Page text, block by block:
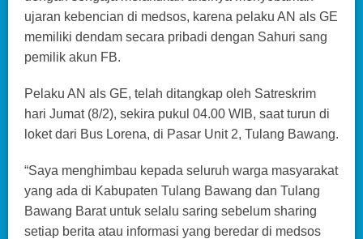
ujaran kebencian di medsos, karena pelaku AN als GE
memiliki dendam secara pribadi dengan Sahuri sang
pemilik akun FB.
Pelaku AN als GE, telah ditangkap oleh Satreskrim
hari Jumat (8/2), sekira pukul 04.00 WIB, saat turun di
loket dari Bus Lorena, di Pasar Unit 2, Tulang Bawang.
“Saya menghimbau kepada seluruh warga masyarakat
yang ada di Kabupaten Tulang Bawang dan Tulang
Bawang Barat untuk selalu saring sebelum sharing
setiap berita atau informasi yang beredar di medsos